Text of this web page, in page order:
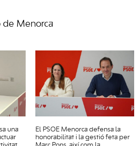
de Menorca
una
El PSOE Menorca defensa la
honorabilitat i la gestió feta per